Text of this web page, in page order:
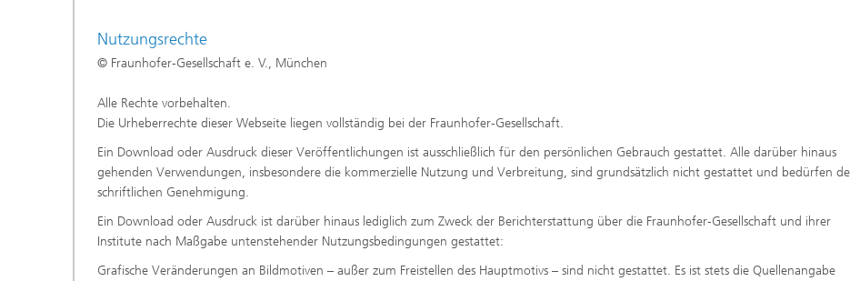
Nutzungsrechte
© Fraunhofer-Gesellschaft e. V., München
Alle Rechte vorbehalten.
Die Urheberrechte dieser Webseite liegen vollständig bei der Fraunhofer-Gesellschaft.
Ein Download oder Ausdruck dieser Veröffentlichungen ist ausschließlich für den persönlichen Gebrauch gestattet. Alle darüber hinaus
gehenden Verwendungen, insbesondere die kommerzielle Nutzung und Verbreitung, sind grundsätzlich nicht gestattet und bedürfen
schriftlichen Genehmigung.
Ein Download oder Ausdruck ist darüber hinaus lediglich zum Zweck der Berichterstattung über die Fraunhofer-Gesellschaft und ihrer
Institute nach Maßgabe untenstehender Nutzungsbedingungen gestattet:
Grafische Veränderungen an Bildmotiven – außer zum Freistellen des Hauptmotivs – sind nicht gestattet. Es ist stets die Quellenangabe